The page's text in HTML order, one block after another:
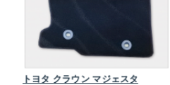
トヨタ クラウン マジェスタ